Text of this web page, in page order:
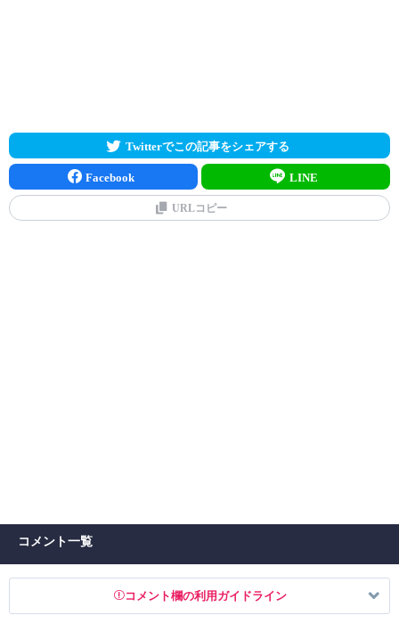
Twitterでこの記事をシェアする
Facebook LINE
URLコピー
コメント一覧
コメント欄の利用ガイドライン